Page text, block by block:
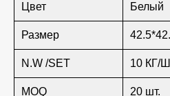
Цвет Белый
Размер
N.W /SET 10 КГ/
MOQ 20 шт.